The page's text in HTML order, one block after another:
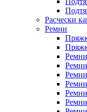
Расчески
Ремни